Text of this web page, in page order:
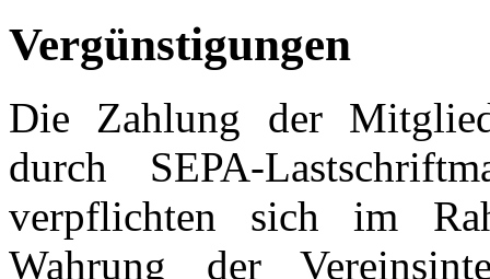
Vergünstigungen
Die Zahlung der
durch SEPA-
verpflichten sich im
Wahrung der